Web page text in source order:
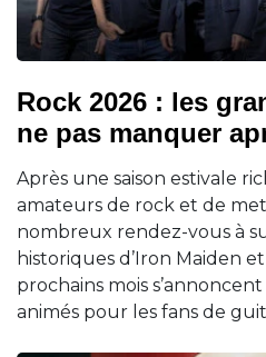
Rock 2026 : les
ne pas manquer
Après une saison estivale
amateurs de rock et de
nombreux rendez-vous à
historiques d’Iron Maiden et
prochains mois
animés pour les fans de